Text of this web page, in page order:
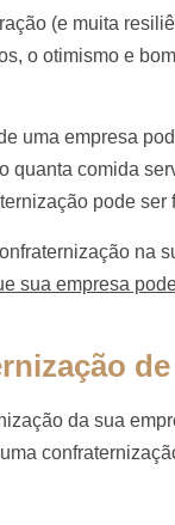
(e muita
o otimismo e
uma empresa
quanta comida
pode ser
na
sua empresa
da sua